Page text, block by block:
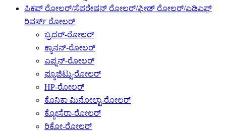
ಪಿಕಪ್ ರೋಲರ್/ಸೆಪರೇಷನ್ ರೋಲರ್/ಫೀಡ್ ರೋಲರ್/ಎಡಿಎಫ್
ರಿವರ್ಸ್ ರೋಲರ್
ಬ್ರದರ್-ರೋಲರ್
ಕ್ಯಾನನ್-ರೋಲರ್
ಎಪ್ಸನ್-ರೋಲರ್
ಫ್ಯೂಜಿಟ್ಸು-ರೋಲರ್
HP-ರೋಲರ್
ಕೊನಿಕಾ ಮಿನೋಲ್ಟಾ-ರೋಲರ್
ಕ್ಯೋಸೆರಾ-ರೋಲರ್
ರಿಕೋ-ರೋಲರ್